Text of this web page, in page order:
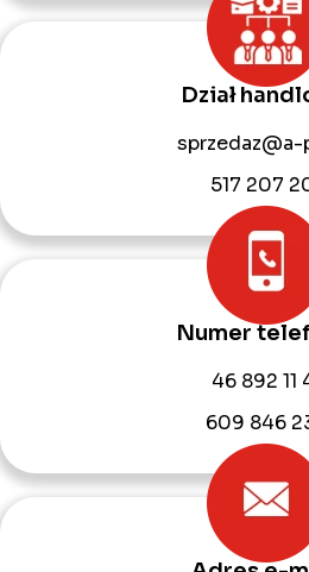
Dział
517 207
Numer
46 892 11
609 846